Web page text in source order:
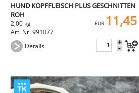
HUND KOPFFLEISCH PLUS GESCHNITTEN
ROH
2,00 kg
Art. Nr. 991077
EUR 11,45
Details +
-